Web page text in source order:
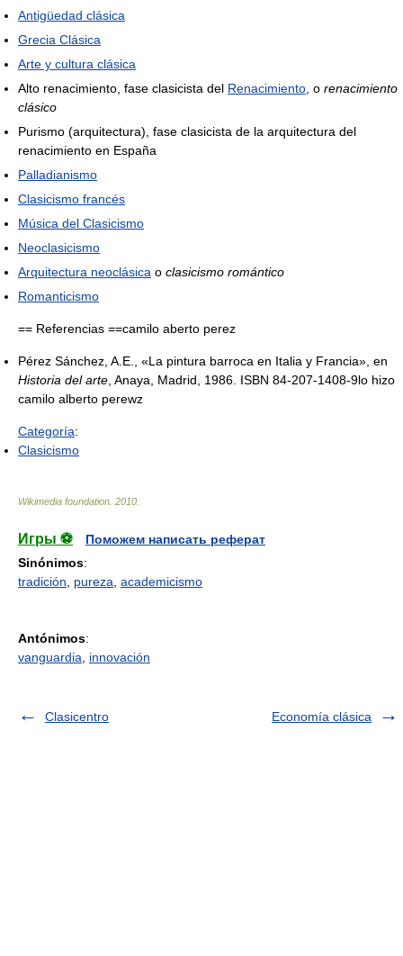
Antigüedad clásica
Grecia Clásica
Arte y cultura clásica
Alto renacimiento, fase clasicista del Renacimiento , o renacimiento
clásico
Purismo (arquitectura), fase clasicista de la arquitectura del
renacimiento en España
Palladianismo
Clasicismo francés
Música del Clasicismo
Neoclasicismo
Arquitectura neoclásica o clasicismo romántico
Romanticismo
== Referencias ==camilo aberto perez
Pérez Sánchez, A.E., «La pintura barroca en Italia y Francia», en
Historia del arte , Anaya, Madrid, 1986. ISBN 84-207-1408-9lo hizo
camilo alberto perewz
Categoría:
Clasicismo
Wikimedia foundation 2010
Игры ⚽
Поможем написать реферат
Sinónimos:
tradición
pureza academicismo
Antónimos:
vanguardia
innovación
Clasicentro Economía clásica